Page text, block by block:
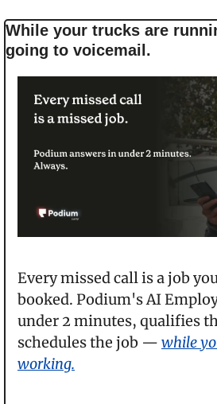
While your trucks are
going to voicemail.
Every missed call is a job
booked. Podium's AI
under 2 minutes, qualifies
schedules the job — while
working.